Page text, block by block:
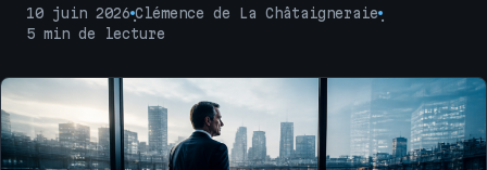
MARKETING
10 juin 2026
·
Clémence de La Châtaigneraie
·
5 min de lecture